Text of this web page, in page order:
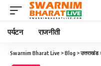
पर्यटन राजनीती
Swarnim Bharat Live >Blog >उत्तराखंड